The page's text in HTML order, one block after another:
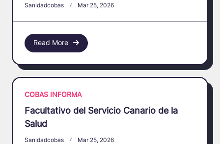
Sanidadcobas Mar 25, 2026
Read More
COBAS INFORMA
Facultativo del Servicio Canario de la
Salud
Sanidadcobas Mar 25, 2026